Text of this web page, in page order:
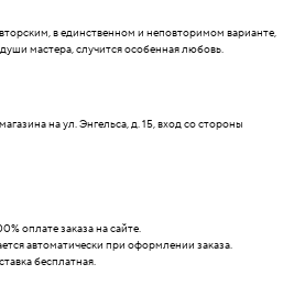
в единственном и неповторимом варианте,
мастера, случится особенная любовь.
на ул. Энгельса, д. 15, вход со стороны
оплате заказа на сайте.
автоматически при оформлении заказа.
бесплатная.